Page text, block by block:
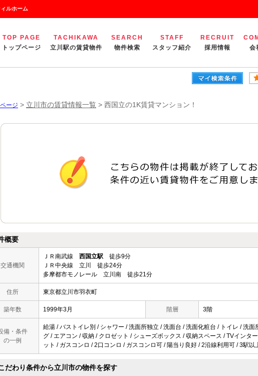
ルホーム
TOP PAGE
トップページ
TACHIKAWA
立川駅の賃貸物件
SEARCH
物件検索
STAFF
スタッフ紹介
RECRUIT
採用情報
会
ージ > 立川市の賃貸情報一覧 > 西国立の1K賃貸マンション！
概要
交通機関
ＪＲ南武線 西国立駅 徒歩9分
ＪＲ中央線 立川 徒歩24分
多摩都市モノレール 立川南 徒歩21分
住所 東京都立川市羽衣町
築年数 1999年3月 階層 3階
備・条件
の一例
給湯 / バストイレ別 / シャワー / 洗面所独立 / 洗面台 / 洗面化粧台 / トイレ / 洗
グ / エアコン / 収納 / クロゼット / シューズボックス / 収納スペース / TVインタ
ット / ガスコンロ / 2口コンロ / ガスコンロ可 / 陽当り良好 / 2沿線利用可 / 3駅
だわり条件から立川市の物件を探す